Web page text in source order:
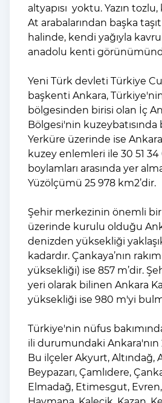
altyapısı yoktu. Yazın tozlu,
At arabalarından başka
halinde, kendi yağıyla
anadolu kenti
Yeni Türk devleti Türkiye
başkenti Ankara,
bölgesinden birisi olan İç
Bölgesi'nin
Yerküre üzerinde ise
kuzey enlemleri ile 30 51
boylamları arasında yer
Yüzölçümü 25 978 km2’dir.
Şehir merkezinin önemli
üzerinde kurulu olduğu
denizden yüksekliği
kadardır. Çankaya’nın
yüksekliği) ise 857 m’dir.
yeri olarak bilinen Ankara
yüksekliği ise 980 m'yi
Türkiye'nin nüfus
ili durumundaki Ankara'nın
Bu ilçeler Akyurt, Altındağ,
Beypazarı, Çamlıdere,
Elmadağ, Etimesgut, Evren,